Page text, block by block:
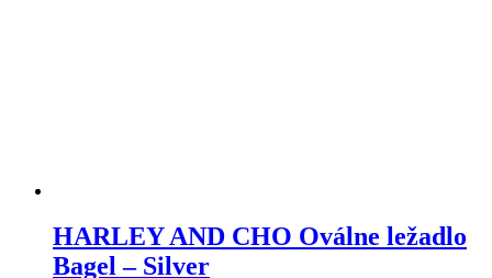
HARLEY AND CHO Oválne ležadlo
Bagel – Silver